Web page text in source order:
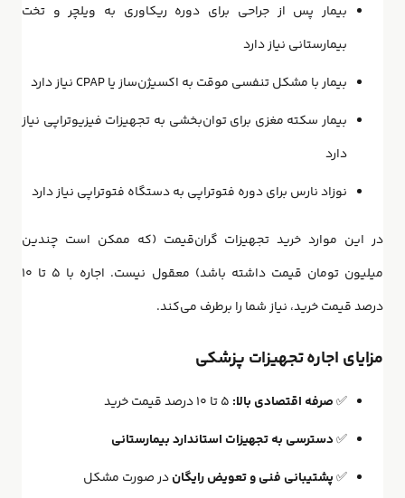
بیمار پس از جراحی برای دوره ریکاوری به ویلچر و تخت
بیمارستانی نیاز دارد
بیمار با مشکل تنفسی موقت به اکسیژن‌سازیا CPAP نیاز دارد
بیمار سکته مغزی برای توان‌بخشی به تجهیزات فیزیوتراپی نیاز
دارد
نوزاد نارس برای دوره فتوتراپی به دستگاه فتوتراپی نیاز دارد
در این موارد خرید تجهیزات گران‌قیمت (که ممکن است چندین
میلیون تومان قیمت داشته باشد) معقول نیست. اجاره با ۵ تا ۱۰
درصد قیمت خرید، نیاز شما را برطرف می‌کند.
مزایای اجاره تجهیزات پزشکی
✅صرفه اقتصادی بالا:
✅دسترسی به تجهیزات استاندارد بیمارستانی
✅پشتیبانی فنی و تعویض رایگاندر صورت مشکل